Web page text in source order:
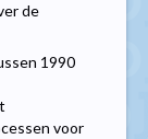
de
1990
voor